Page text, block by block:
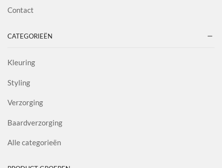
Contact
CATEGORIEËN
Kleuring
Styling
Verzorging
Baardverzorging
Alle categorieën